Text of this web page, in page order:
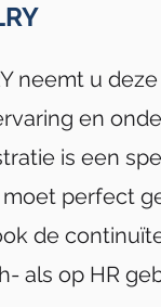
neemt u
en
is een
perfect
de
als op HR